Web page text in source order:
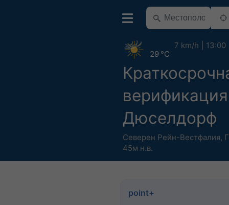
верификация
Дюселдорф
Северен Рейн-Вестфалия,
45м н.в.
29 °C
7 km/h 13:00
point+